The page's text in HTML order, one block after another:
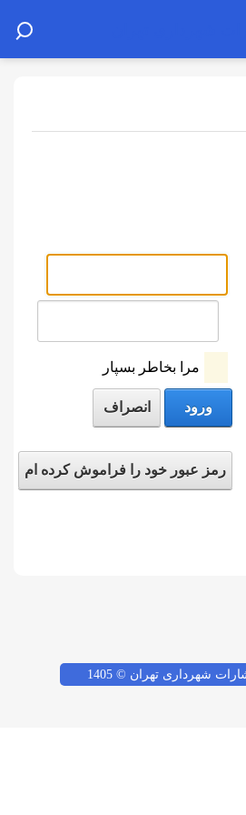
مرا بخاطر بسپار
ورود انصراف
رمز عبور خود را فراموش کرده ام
شهرداری تهران © 1405